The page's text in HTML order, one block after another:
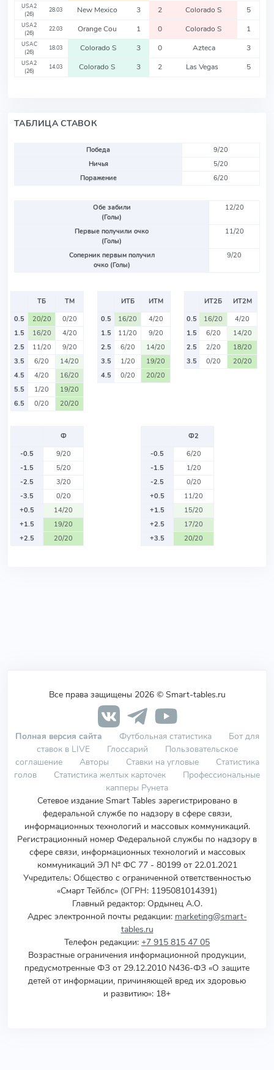
USA2
(26)
28.03 New Mexico 3 2 Colorado S 5
USA2
(26)
22.03 Orange Cou 1 0 Colorado S 1
USAC
(26)
18.03 Colorado S 3 0 Azteca 3
USA2
(26)
14.03 Colorado S 3 2 Las Vegas 5
ТАБЛИЦА СТАВОК
Победа
9/20
Ничья
5/20
Поражение
6/20
Обе забили
(Голы)
12/20
Первые получили очко
(Голы)
11/20
Соперник первым получил
очко (Голы)
9/20
ТБ
ТМ
0.5
20/20
0/20
1.5
16/20
4/20
2.5
11/20
9/20
3.5
6/20
14/20
4.5
4/20
16/20
5.5
1/20
19/20
6.5
0/20 20/20
ИТБ
ИТМ
0.5
16/20
4/20
1.5
11/20
9/20
2.5
6/20
14/20
3.5
1/20
19/20
4.5
0/20 20/20
ИТ2Б
ИТ2М
0.5
16/20
4/20
1.5
6/20
14/20
2.5
2/20
18/20
3.5
0/20 20/20
Ф
-0.5
9/20
-1.5
5/20
-2.5
3/20
-3.5
0/20
+0.5
14/20
+1.5
19/20
+2.5
20/20
Ф2
-0.5
6/20
-1.5
1/20
-2.5
0/20
+0.5
11/20
+1.5
15/20
+2.5
17/20
+3.5
20/20
Все права защищены 2026 © Smart-tables.ru
Полная версия сайта Футбольная статистика
Бот для
ставок в LIVE
Глоссарий
Пользовательское
соглашение
Авторы Ставки на угловые
Статистика
голов
Статистика желтых карточек
Профессиональные
капперы Рунета
Сетевое издание Smart Tables зарегистрировано в
федеральной службе по надзору в сфере связи,
информационных технологий и массовых коммуникаций.
Регистрационный номер Федеральной службы по надзору в
сфере связи, информационных технологий и массовых
коммуникаций ЭЛ № ФС 77 - 80199 от 22.01.2021
Учредитель: Общество с ограниченной ответственностью
«Смарт Тейблс» (ОГРН: 1195081014391)
Главный редактор: Ордынец А.О.
Адрес электронной почты редакции: marketing@smart-
tables.ru
Телефон редакции: +7 915 815 47 05
Возрастные ограничения информационной продукции,
предусмотренные ФЗ от 29.12.2010 N436-ФЗ «О защите
детей от информации, причиняющей вред их здоровью
и развитию»: 18+